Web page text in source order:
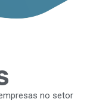
no setor